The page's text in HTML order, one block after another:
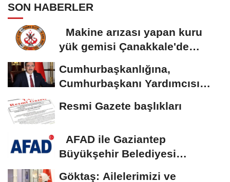
SON HABERLER
Makine arızası yapan kuru
yük gemisi Çanakkale'de
Cumhurbaşkanlığına,
Cumhurbaşkanı Yardımcısı
Resmi Gazete başlıkları
AFAD ile Gaziantep
Büyükşehir Belediyesi
Göktaş: Ailelerimizi ve